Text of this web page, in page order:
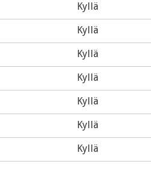
Kyllä
Kyllä
Kyllä
Kyllä
Kyllä
Kyllä
Kyllä